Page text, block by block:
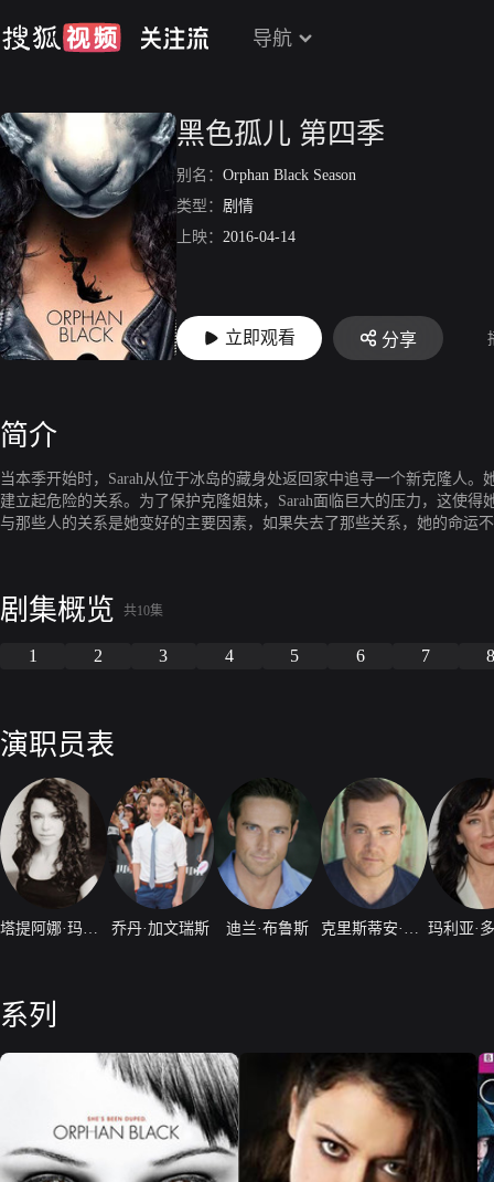
导航
黑色孤儿 第四季
别名： Orphan Black Season
类型： 剧情
上映： 2016-04-14
立即观看 分享
简介
当本季开始时，Sarah从位于冰岛的藏身处返回家中追寻一个新克隆人
建立起危险的关系。为了保护克隆姐妹，Sarah面临巨大的压力，这使
与那些人的关系是她变好的主要因素，如果失去了那些关系，她的命
剧集概览 共10集
1 2 3 4 5 6 7
演职员表
乔丹·加文瑞斯 迪兰·布鲁斯
系列